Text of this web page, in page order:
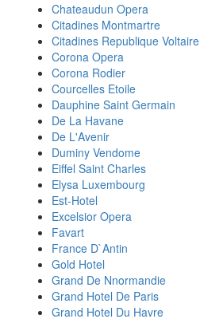
Chateaudun Opera
Citadines Montmartre
Citadines Republique Voltaire
Corona Opera
Corona Rodier
Courcelles Etoile
Dauphine Saint Germain
De La Havane
De L'Avenir
Duminy Vendome
Eiffel Saint Charles
Elysa Luxembourg
Est-Hotel
Excelsior Opera
Favart
France D`Antin
Gold Hotel
Grand De Nnormandie
Grand Hotel De Paris
Grand Hotel Du Havre